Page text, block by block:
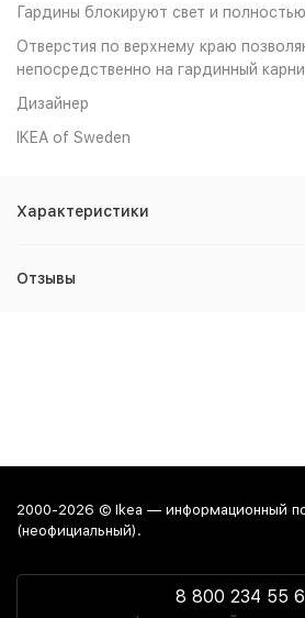
Гардины блокируют свет и
Отверстия по верхнему краю
непосредственно на гардинный
Дизайнер
IKEA of Sweden
Характеристики
Отзывы
2000-2026 © Ikea — информационный
(неофициальный).
8 800 234 55